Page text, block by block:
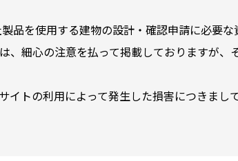
品を使用する建物の設計・確認申請に必要
、細心の注意を払って掲載しておりますが、
イトの利用によって発生した損害につきまし